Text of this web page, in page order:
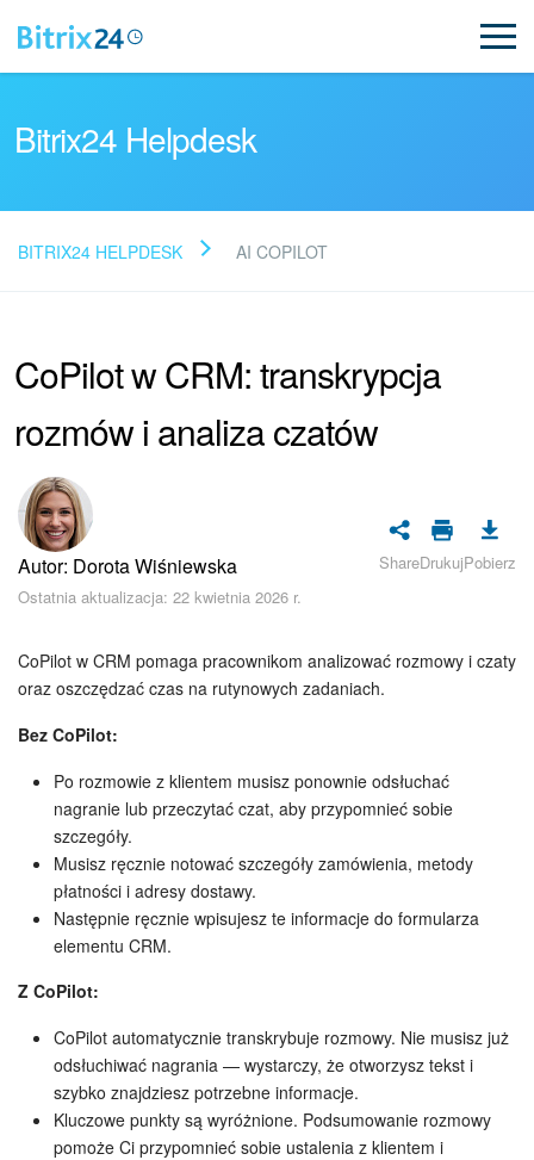
Nowości Bitrix24
Aktualizacje artykułów
Aktualności
Bezpieczeństwo w Bitrix24
Rejestracja i autoryzacja
Poczta
CRM
Dysk
Kalendarz
Komunikator Bitrix24
Grupy robocze
Bitrix24 Market
Bitrix24 Helpdesk
BITRIX24 HELPDESK AI COPILOT
CoPilot w CRM: transkrypcja
rozmów i analiza czatów
Autor: Dorota Wiśniewska
Ostatnia aktualizacja: 22 kwietnia 2026 r.
ShareDrukujPobierz
CoPilot w CRM pomaga pracownikom analizować rozmowy i czaty
oraz oszczędzać czas na rutynowych zadaniach.
Bez CoPilot:
Po rozmowie z klientem musisz ponownie odsłuchać
nagranie lub przeczytać czat, aby przypomnieć sobie
szczegóły.
Musisz ręcznie notować szczegóły zamówienia, metody
płatności i adresy dostawy.
Następnie ręcznie wpisujesz te informacje do formularza
elementu CRM.
Z CoPilot:
CoPilot automatycznie transkrybuje rozmowy. Nie musisz już
odsłuchiwać nagrania — wystarczy, że otworzysz tekst i
szybko znajdziesz potrzebne informacje.
Kluczowe punkty są wyróżnione. Podsumowanie rozmowy
pomoże Ci przypomnieć sobie ustalenia z klientem i